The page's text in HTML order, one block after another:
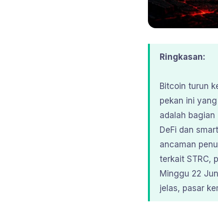
Ringkasan:
Bitcoin turun
pekan ini
adalah
DeFi dan
ancaman
terkait STRC,
Minggu 22
jelas, pasar